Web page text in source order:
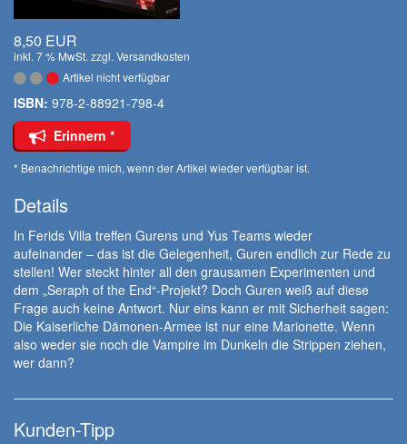
8,50 EUR
inkl. 7 % MwSt. zzgl. Versandkosten
Artikel nicht verfügbar
ISBN: 978-2-88921-798-4
Erinnern *
* Benachrichtige mich, wenn der Artikel wieder verfügbar ist.
Details
In Ferids Villa treffen Gurens und Yus Teams wieder
aufeinander – das ist die Gelegenheit, Guren endlich zur Rede zu
stellen! Wer steckt hinter all den grausamen Experimenten und
dem „Seraph of the End“-Projekt? Doch Guren weiß auf diese
Frage auch keine Antwort. Nur eins kann er mit Sicherheit sagen:
Die Kaiserliche Dämonen-Armee ist nur eine Marionette. Wenn
also weder sie noch die Vampire im Dunkeln die Strippen ziehen,
wer dann?
Kunden-Tipp